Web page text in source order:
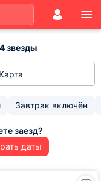
звезды
Карта
Завтрак включён
даты